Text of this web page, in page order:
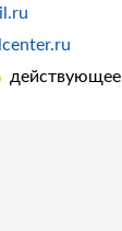
действующее